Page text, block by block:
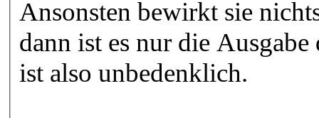
Ansonsten bewirkt sie
dann ist es nur die
ist also unbedenklich.